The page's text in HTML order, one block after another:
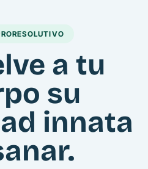
a tu
su
innata